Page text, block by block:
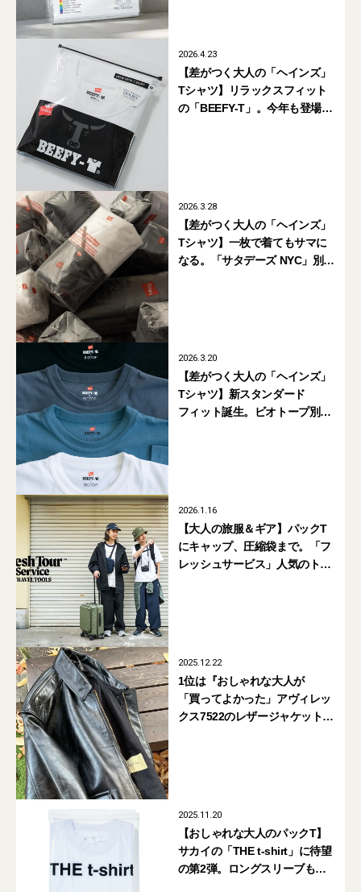
2026.4.23
【差がつく大人の「ヘインズ」
Tシャツ】リラックスフィット
の「BEEFY-T」。今年も登場し
2026.3.28
【差がつく大人の「ヘインズ」
Tシャツ】一枚で着てもサマに
なる。「サタデーズ NYC」別注
2026.3.20
【差がつく大人の「ヘインズ」
Tシャツ】新スタンダード
フィット誕生。ビオトープ別注
2026.1.16
【大人の旅服＆ギア】パックT
にキャップ、圧縮袋まで。「フ
レッシュサービス」人気のトラ
2025.12.22
1位は『おしゃれな大人が
「買ってよかった」アヴィレッ
クス7522のレザージャケット』
2025.11.20
【おしゃれな大人のパックT】
サカイの「THE t-shirt」に待望
の第2弾。ロングスリーブも初